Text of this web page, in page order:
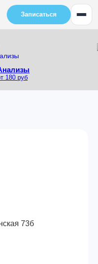
Записаться
180 руб
73б